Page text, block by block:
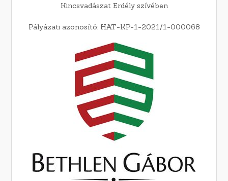
Kincsvadászat Erdély szívében
Pályázati azonosító: HAT-KP-1-2021/1-000068